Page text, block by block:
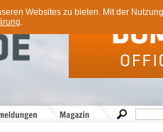
Websites zu bieten. Mit der
.